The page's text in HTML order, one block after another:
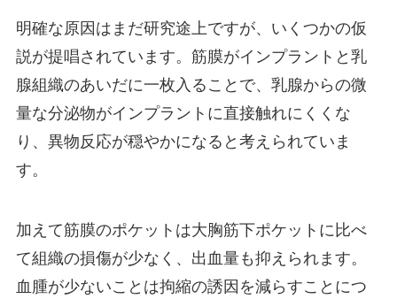
明確な原因はまだ研究途上ですが、いくつかの仮
説が提唱されています。筋膜がインプラントと乳
腺組織のあいだに一枚入ることで、乳腺からの微
量な分泌物がインプラントに直接触れにくくな
り、異物反応が穏やかになると考えられていま
す。
加えて筋膜のポケットは大胸筋下ポケットに比べ
て組織の損傷が少なく、出血量も抑えられます。
血腫が少ないことは拘縮の誘因を減らすことにつ